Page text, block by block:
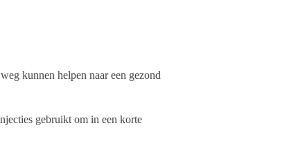
kunnen helpen naar een gezond
gebruikt om in een korte